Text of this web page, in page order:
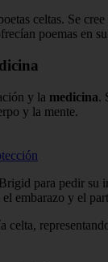
celtas. Se
poemas en
y la medicina.
y la mente.
para pedir su
embarazo y el